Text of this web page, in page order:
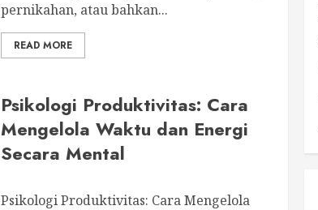
pernikahan, atau bahkan...
READ MORE
Psikologi Produktivitas: Cara
Mengelola Waktu dan Energi
Secara Mental
Psikologi Produktivitas: Cara Mengelola